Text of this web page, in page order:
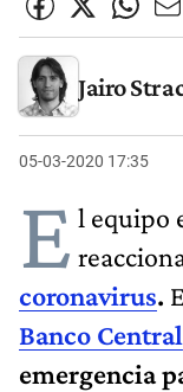
Jairo
05-03-2020 17:35
E l equipo
coronavirus.
Banco Central
emergencia